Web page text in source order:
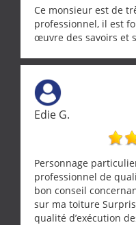
Ce monsieur est de
professionnel, il est
œuvre des savoirs et
demande de l écoute
ne se trouve que
Merci a ce monsieur
Edie G.
Personnage
professionnel de
bon conseil
sur ma toiture
qualité d’exécution